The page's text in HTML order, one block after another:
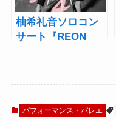
柚希礼音ソロコン
サート『REON
トに
パフォーマンス・バレエ